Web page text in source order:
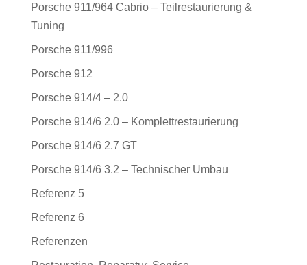
Porsche 911/964 Cabrio – Teilrestaurierung &
Tuning
Porsche 911/996
Porsche 912
Porsche 914/4 – 2.0
Porsche 914/6 2.0 – Komplettrestaurierung
Porsche 914/6 2.7 GT
Porsche 914/6 3.2 – Technischer Umbau
Referenz 5
Referenz 6
Referenzen